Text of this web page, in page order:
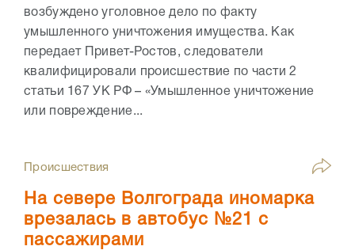
возбуждено уголовное дело по факту
умышленного уничтожения имущества. Как
передает Привет-Ростов, следователи
квалифицировали происшествие по части 2
статьи 167 УК РФ – «Умышленное уничтожение
или повреждение...
Происшествия
На севере Волгограда иномарка
врезалась в автобус №21 с
пассажирами